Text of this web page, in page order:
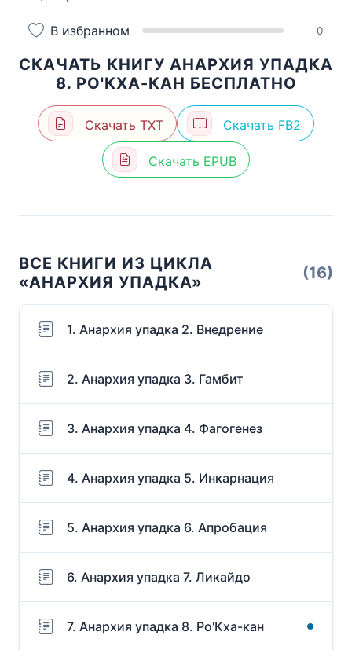
В избранном 0
СКАЧАТЬ КНИГУ АНАРХИЯ УПАДКА
8. РО'КХА-КАН БЕСПЛАТНО
Скачать TXT Скачать FB2
Скачать EPUB
ВСЕ КНИГИ ИЗ ЦИКЛА
«АНАРХИЯ УПАДКА»
(16)
1. Анархия упадка 2. Внедрение
2. Анархия упадка 3. Гамбит
3. Анархия упадка 4. Фагогенез
4. Анархия упадка 5. Инкарнация
5. Анархия упадка 6. Апробация
6. Анархия упадка 7. Ликайдо
7. Анархия упадка 8. Ро'Кха-кан